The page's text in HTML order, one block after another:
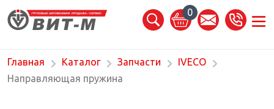
0
Главная Каталог Запчасти
IVECO
Направляющая пружина